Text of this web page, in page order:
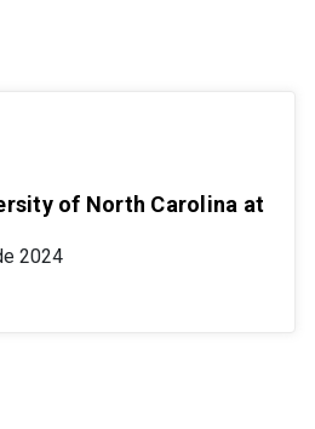
of North Carolina at
2024